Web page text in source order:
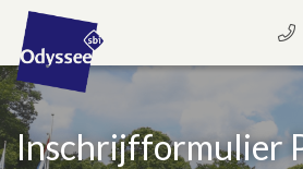
Inschrijfformulier